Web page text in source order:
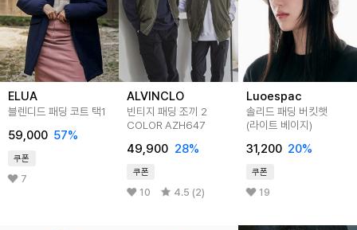
ELUA
블렌디드 패딩 코트 택1
59,000 57%
쿠폰
7
ALVINCLO
빈티지 패딩 조끼 2
COLOR AZH647
49,900 28%
쿠폰
10 4.5 (2)
Luoespac
솔리드 패딩 버킷햇
(라이트 베이지)
31,200 20%
쿠폰
19